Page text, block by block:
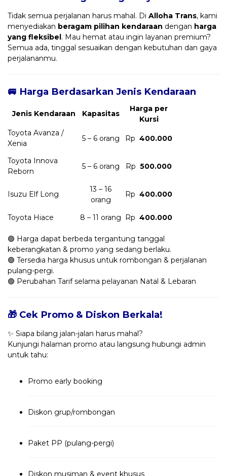
Tidak semua perjalanan harus mahal. Di Alloha Trans, kami
menyediakan beragam pilihan kendaraan dengan harga
yang fleksibel. Mau hemat atau ingin layanan premium?
Semua ada, tinggal sesuaikan dengan kebutuhan dan gaya
perjalananmu.
🚐 Harga Berdasarkan Jenis Kendaraan
Jenis Kendaraan Kapasitas
Harga per
Kursi
Toyota Avanza /
Xenia
5 – 6 orang Rp 400.000
Toyota Innova
Reborn
5 – 6 orang Rp 500.000
Isuzu Elf Long
13 – 16
orang
Rp 400.000
Toyota Hiace 8 – 11 orang Rp 400.000
🟢 Harga dapat berbeda tergantung tanggal
keberangkatan & promo yang sedang berlaku.
🟢 Tersedia harga khusus untuk rombongan & perjalanan
pulang-pergi.
🟢 Perubahan Tarif selama pelayanan Natal & Lebaran
🎁 Cek Promo & Diskon Berkala!
✨ Siapa bilang jalan-jalan harus mahal?
Kunjungi halaman promo atau langsung hubungi admin
untuk tahu:
Promo early booking
Diskon grup/rombongan
Paket PP (pulang-pergi)
Diskon musiman & event khusus